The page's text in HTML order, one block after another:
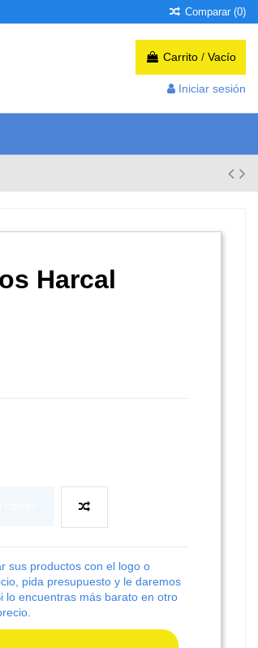
Comparar (0)
Carrito / Vacío
Iniciar sesión
Harcal
sus productos con el logo o
pida presupuesto y le daremos
lo encuentras más barato en otro